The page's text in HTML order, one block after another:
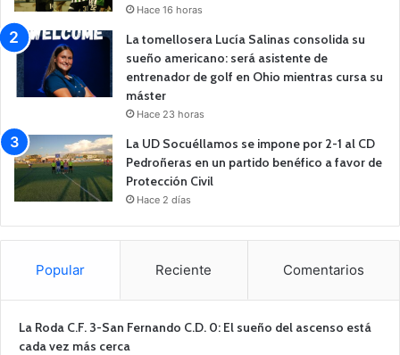
Hace 16 horas
La tomellosera Lucía Salinas consolida su
sueño americano: será asistente de
entrenador de golf en Ohio mientras cursa su
máster
Hace 23 horas
La UD Socuéllamos se impone por 2-1 al CD
Pedroñeras en un partido benéfico a favor de
Protección Civil
Hace 2 días
Popular Reciente Comentarios
La Roda C.F. 3-San Fernando C.D. 0: El sueño del ascenso está
cada vez más cerca